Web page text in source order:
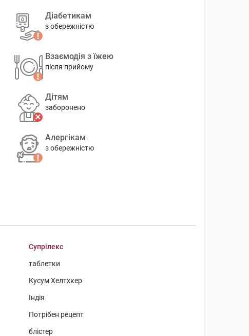
Діабетикам
з обережністю
Взаємодія з їжею
після прийому
Дітям
заборонено
Алергікам
з обережністю
Супрілекс
таблетки
Кусум Хелтхкер
Індія
Потрібен рецепт
блістер